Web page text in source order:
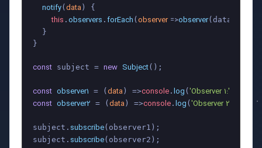
notify( data ) {
this . observers . forEach ( observer =>observer(data));
  }
}
const subject = new Subject();
const observer1 = ( data ) =>console . log ( 'Observer 1:'
const observer2 = ( data ) =>console . log ( 'Observer 2:' ,
subject. subscribe(observer1);
subject. subscribe(observer2);